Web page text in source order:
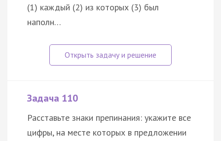
(1) каждый (2) из которых (3) был
наполн…
Задача 110
Расставьте знаки препинания: укажите все
цифры, на месте которых в предложении